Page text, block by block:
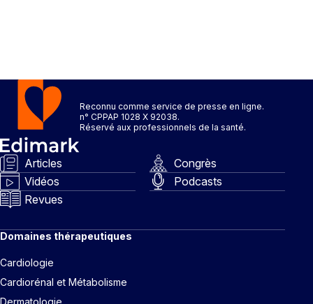
Reconnu comme service de presse en ligne.
n° CPPAP 1028 X 92038.
Réservé aux professionnels de la santé.
Articles
Congrès
Vidéos
Podcasts
Revues
Domaines thérapeutiques
Cardiologie
Cardiorénal et Métabolisme
Dermatologie